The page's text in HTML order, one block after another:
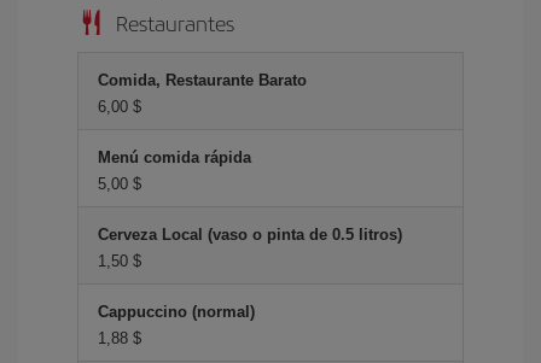
Restaurantes
Comida, Restaurante Barato
6,00 $
Menú comida rápida
5,00 $
Cerveza Local (vaso o pinta de 0.5 litros)
1,50 $
Cappuccino (normal)
1,88 $